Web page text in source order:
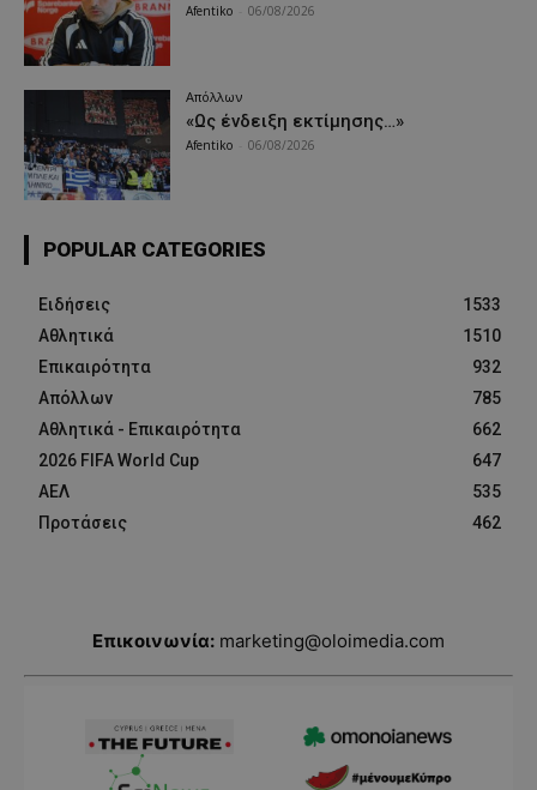
Afentiko 06/08/2026
Απόλλων
«Ως ένδειξη εκτίμησης…»
Afentiko 06/08/2026
POPULAR CATEGORIES
Ειδήσεις
1533
Αθλητικά
1510
Επικαιρότητα
932
Απόλλων
785
Αθλητικά - Επικαιρότητα
662
2026 FIFA World Cup
647
ΑΕΛ
535
Προτάσεις
462
Επικοινωνία: marketing@oloimedia.com